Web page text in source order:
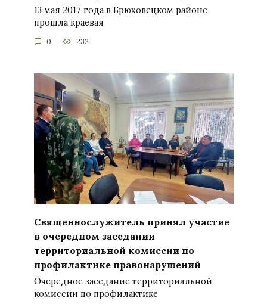
13 мая 2017 года в Брюховецком районе
прошла краевая
0 232
Священнослужитель принял участие
в очередном заседании
территориальной комиссии по
профилактике правонарушений
Очередное заседание территориальной
комиссии по профилактике